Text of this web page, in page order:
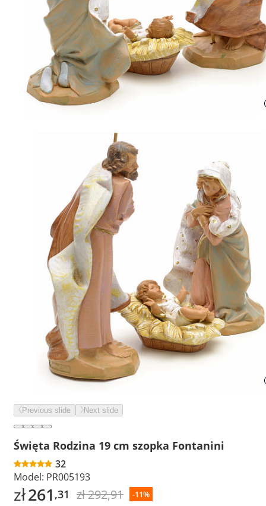
Previous slide Next slide
Święta Rodzina 19 cm szopka Fontanini
32
Model: PR005193
zł261 ,31 zł 292,91 -11%